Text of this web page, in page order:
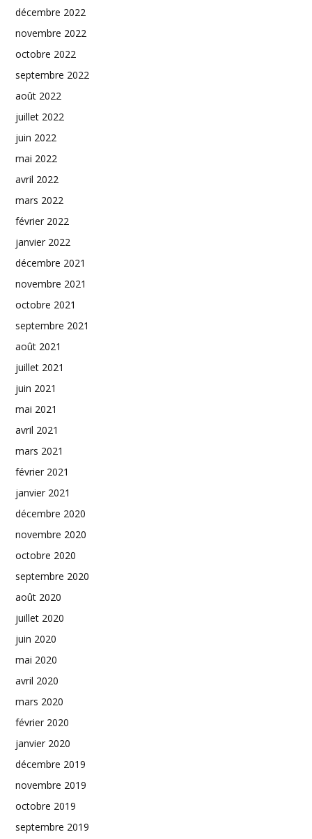
décembre 2022
novembre 2022
octobre 2022
septembre 2022
août 2022
juillet 2022
juin 2022
mai 2022
avril 2022
mars 2022
février 2022
janvier 2022
décembre 2021
novembre 2021
octobre 2021
septembre 2021
août 2021
juillet 2021
juin 2021
mai 2021
avril 2021
mars 2021
février 2021
janvier 2021
décembre 2020
novembre 2020
octobre 2020
septembre 2020
août 2020
juillet 2020
juin 2020
mai 2020
avril 2020
mars 2020
février 2020
janvier 2020
décembre 2019
novembre 2019
octobre 2019
septembre 2019